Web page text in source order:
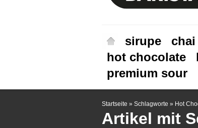
sirupe
hot chocolate
premium sour
Startseite » Schlagworte » Hot
Artikel mit